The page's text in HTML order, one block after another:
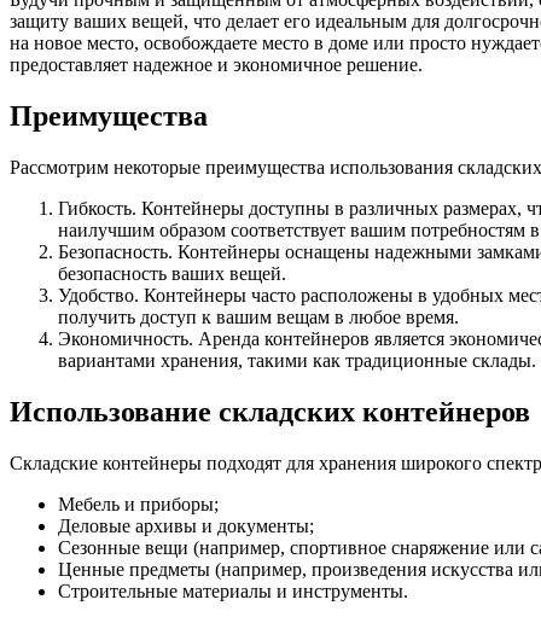
защиту ваших вещей, что делает его идеальным для
на новое место, освобождаете место в доме или просто
предоставляет надежное и экономичное решение.
Преимущества
Рассмотрим некоторые преимущества использования
Гибкость. Контейнеры доступны в различных размерах,
наилучшим образом соответствует вашим потребностям
Безопасность. Контейнеры оснащены надежными
безопасность ваших вещей.
Удобство. Контейнеры часто расположены в удобных
получить доступ к вашим вещам в любое время.
Экономичность. Аренда контейнеров является
вариантами хранения, такими как традиционные склады.
Использование складских контейнеров
Складские контейнеры подходят для хранения широкого
Мебель и приборы;
Деловые архивы и документы;
Сезонные вещи (например, спортивное снаряжение или
Ценные предметы (например, произведения искусства
Строительные материалы и инструменты.